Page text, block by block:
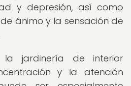
y depresión, así como
ánimo y la sensación de
jardinería de interior
y la atención